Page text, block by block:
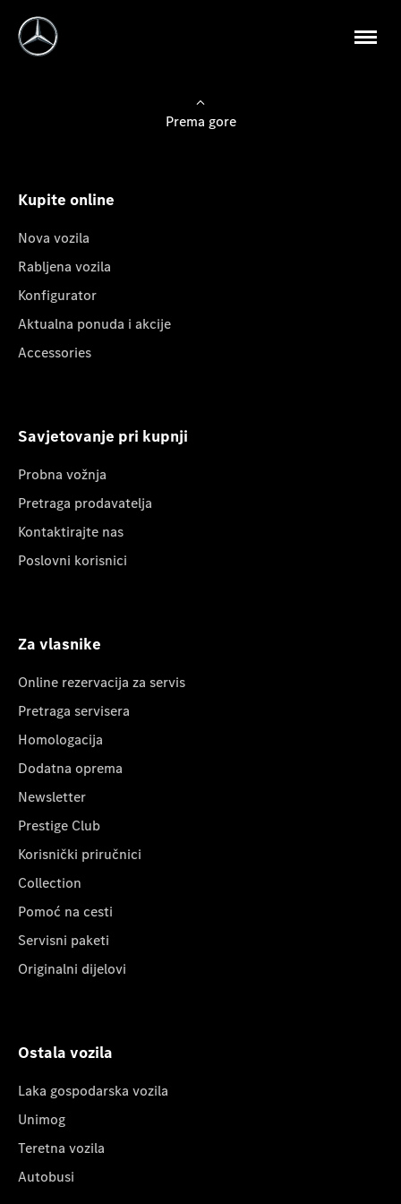
Prema gore
Kupite online
Nova vozila
Rabljena vozila
Konfigurator
Aktualna ponuda i akcije
Accessories
Savjetovanje pri kupnji
Probna vožnja
Pretraga prodavatelja
Kontaktirajte nas
Poslovni korisnici
Za vlasnike
Online rezervacija za servis
Pretraga servisera
Homologacija
Dodatna oprema
Newsletter
Prestige Club
Korisnički priručnici
Collection
Pomoć na cesti
Servisni paketi
Originalni dijelovi
Ostala vozila
Laka gospodarska vozila
Unimog
Teretna vozila
Autobusi